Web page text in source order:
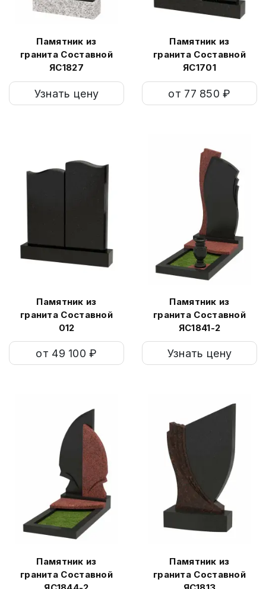
Памятник из
гранита Составной
ЯС1827
Узнать цену
Памятник из
гранита Составной
ЯС1701
от 77 850 ₽
Памятник из
гранита Составной
012
от 49 100 ₽
Памятник из
гранита Составной
ЯС1841-2
Узнать цену
Памятник из
гранита Составной
Памятник из
гранита Составной